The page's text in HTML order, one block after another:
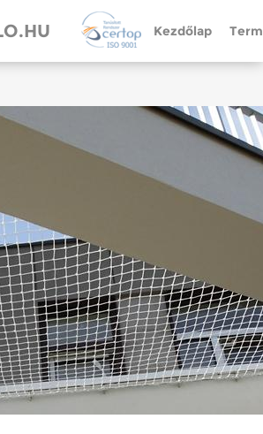
Kezdőlap